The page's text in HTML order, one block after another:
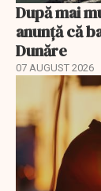
După mai
anunță că
Dunăre
07 AUGUST 2026